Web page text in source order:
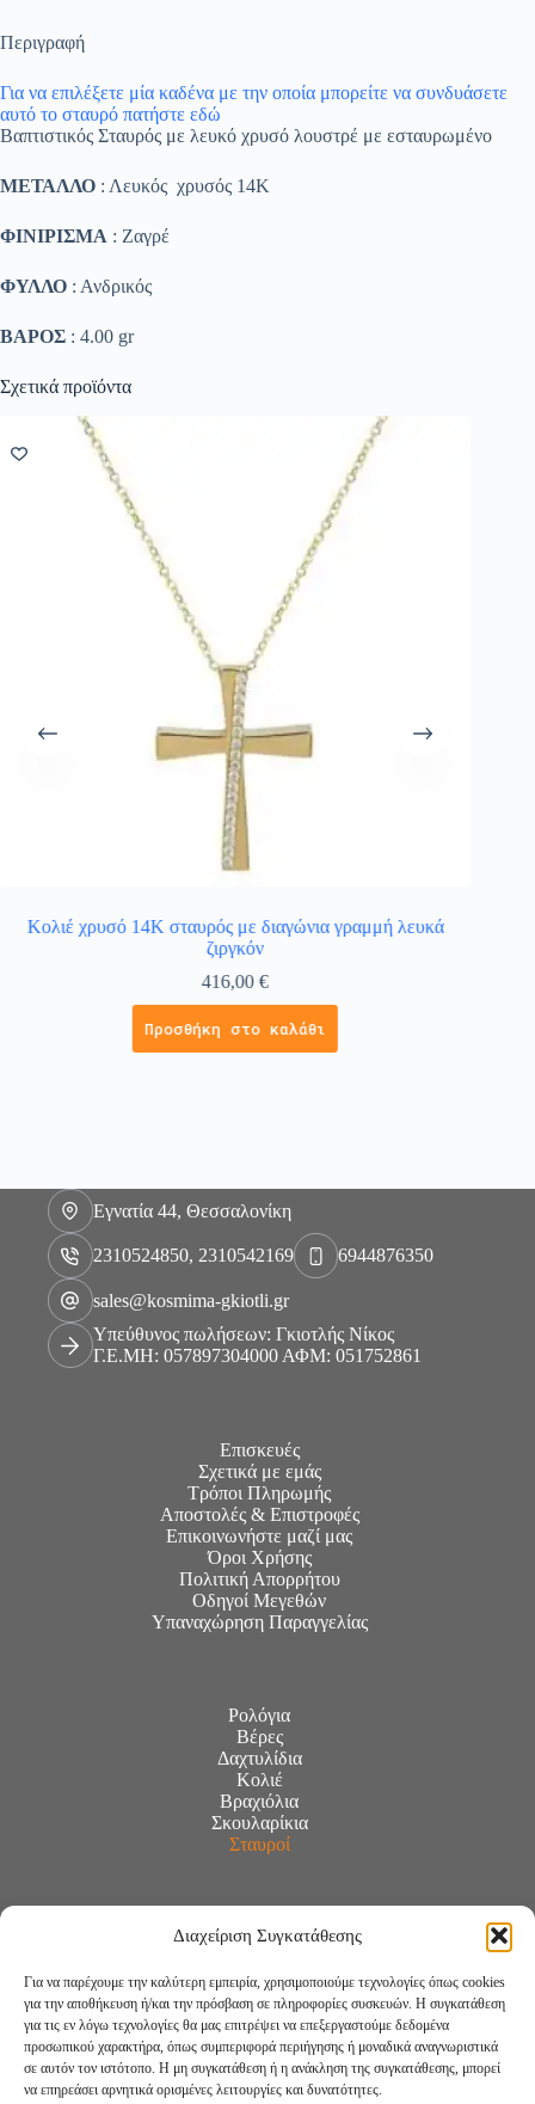
Διαχείριση Συγκατάθεσης
Για να παρέχουμε την καλύτερη εμπειρία, χρησιμοποιούμε τεχνολογίες όπως cookies
για την αποθήκευση ή/και την πρόσβαση σε πληροφορίες συσκευών. Η συγκατάθεση
για τις εν λόγω τεχνολογίες θα μας επιτρέψει να επεξεργαστούμε δεδομένα
προσωπικού χαρακτήρα, όπως συμπεριφορά περιήγησης ή μοναδικά αναγνωριστικά
σε αυτόν τον ιστότοπο. Η μη συγκατάθεση ή η ανάκληση της συγκατάθεσης, μπορεί
να επηρεάσει αρνητικά ορισμένες λειτουργίες και δυνατότητες.
Περιγραφή
Για να επιλέξετε μία καδένα με την οποία μπορείτε να συνδυάσετε
αυτό το σταυρό πατήστε εδώ
Βαπτιστικός Σταυρός με λευκό χρυσό λουστρέ με εσταυρωμένο
ΜΕΤΑΛΛΟ : Λευκός χρυσός 14K
ΦΙΝΙΡΙΣΜΑ : Ζαγρέ
ΦΥΛΛΟ : Ανδρικός
ΒΑΡΟΣ : 4.00 gr
Σχετικά προϊόντα
Κολιέ χρυσό 14Κ σταυρός με διαγώνια γραμμή λευκά
ζιργκόν
416,00€
Προσθήκη στο καλάθι
Εγνατία 44, Θεσσαλονίκη
2310524850, 2310542169 6944876350
sales@kosmima-gkiotli.gr
Υπεύθυνος πωλήσεων: Γκιοτλής Νίκος
Γ.Ε.ΜΗ: 057897304000 ΑΦΜ: 051752861
Επισκευές
Σχετικά με εμάς
Τρόποι Πληρωμής
Αποστολές & Επιστροφές
Επικοινωνήστε μαζί μας
Όροι Χρήσης
Πολιτική Απορρήτου
Οδηγοί Μεγεθών
Υπαναχώρηση Παραγγελίας
Ρολόγια
Βέρες
Δαχτυλίδια
Κολιέ
Βραχιόλια
Σκουλαρίκια
Σταυροί